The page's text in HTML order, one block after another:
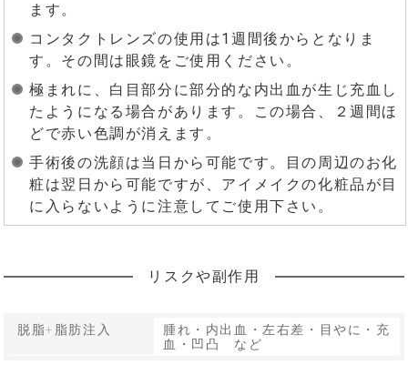
ます。
コンタクトレンズの使用は1週間後からとなりま
す。その間は眼鏡をご使用ください。
極まれに、白目部分に部分的な内出血が生じ充血し
たようになる場合があります。この場合、２週間ほ
どで赤い色調が消えます。
手術後の洗顔は当日から可能です。目の周辺のお化
粧は翌日から可能ですが、アイメイクの化粧品が目
に入らないように注意してご使用下さい。
リスクや副作用
脱脂+脂肪注入
腫れ・内出血・左右差・目やに・充
血・凹凸 など